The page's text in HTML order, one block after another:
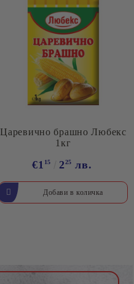
Царевично брашно Любекс
1кг
€1 15 225 лв.